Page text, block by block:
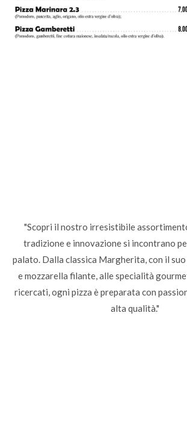
"Scopri il nostro irresistibile
tradizione e innovazione si incontrano
palato. Dalla classica Margherita, con il
e mozzarella filante, alle specialità
ricercati, ogni pizza è preparata con
alta qualità."